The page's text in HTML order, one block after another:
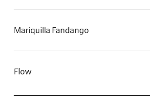
Mariquilla Fandango
Flow